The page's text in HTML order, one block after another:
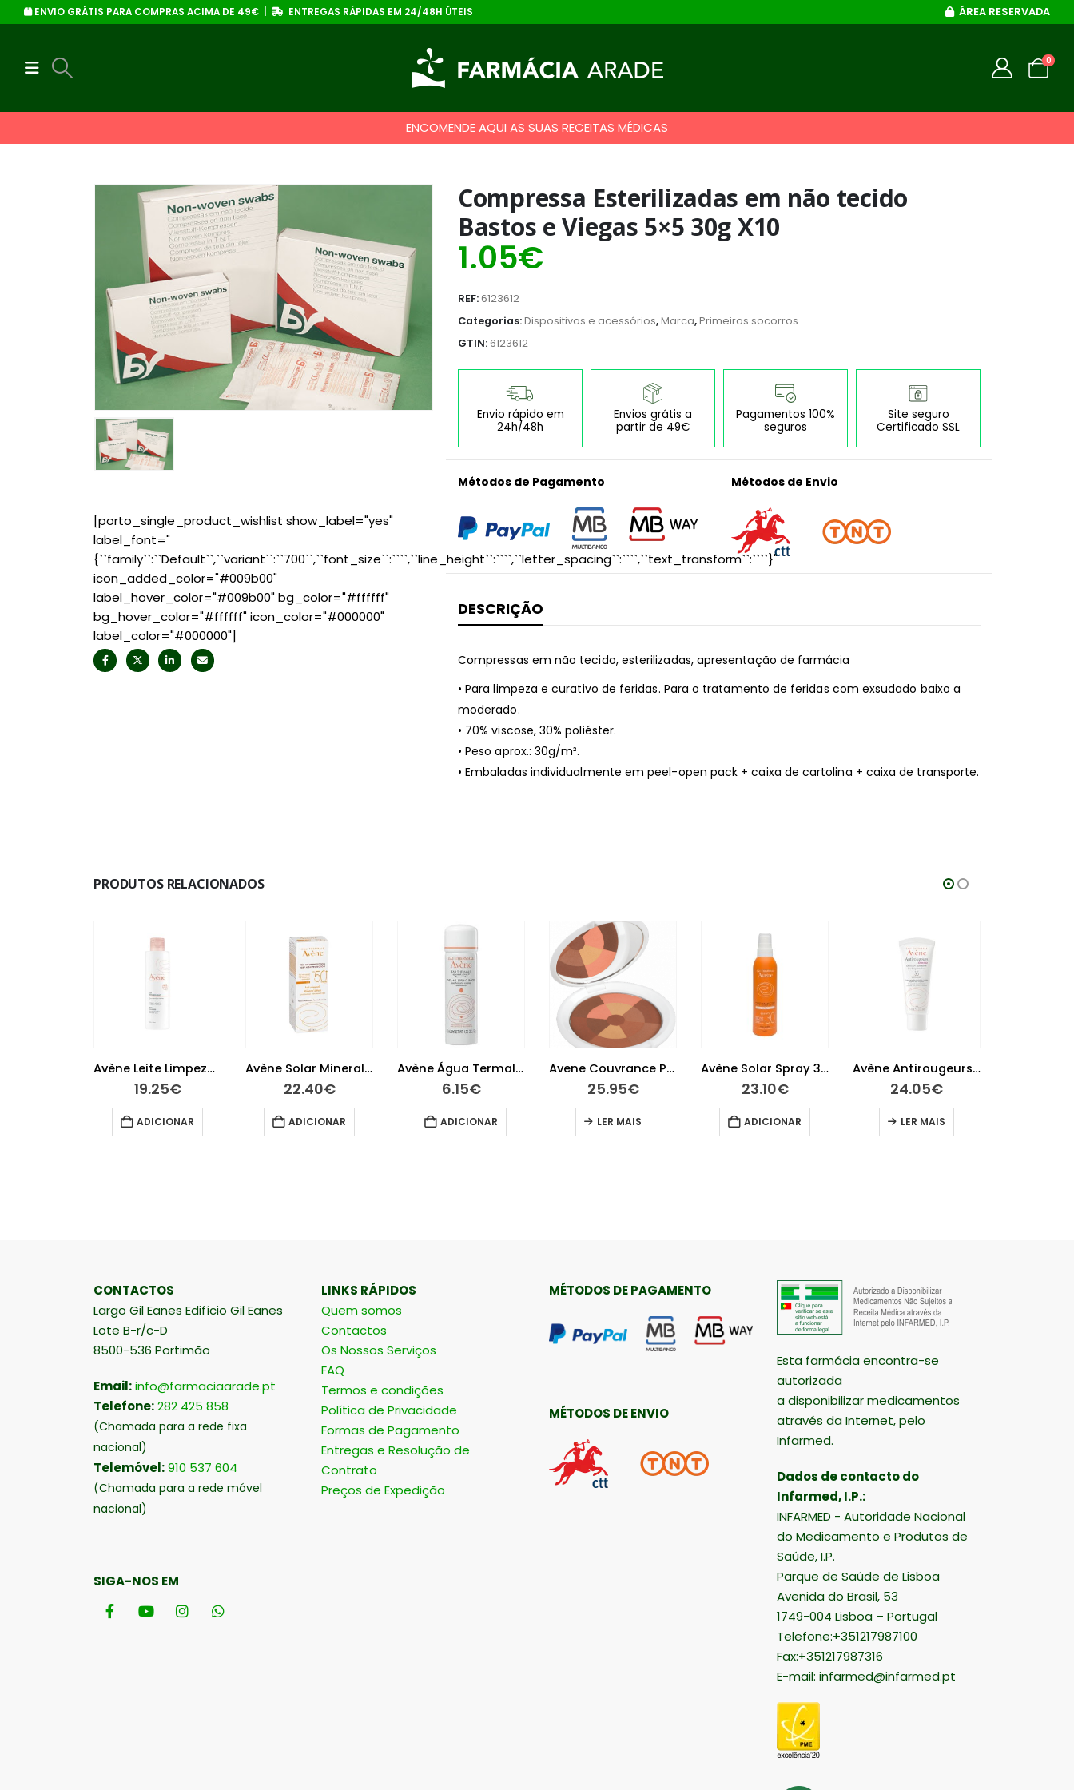
ENVIO GRÁTIS PARA COMPRAS ACIMA DE 49€ | ENTREGAS RÁPIDAS EM 24/48H ÚTEIS ÁREA RESERVADA
0
ENCOMENDE AQUI AS SUAS RECEITAS MÉDICAS
[porto_single_product_wishlist show_label="yes"
label_font="
{``family``:``Default``,``variant``:``700``,``font_size``:````,``line_height``:````,``letter_spacing``:````,``text_transform``:````}"
icon_added_color="#009b00"
label_hover_color="#009b00" bg_color="#ffffff"
bg_hover_color="#ffffff" icon_color="#000000"
label_color="#000000"]
Compressa Esterilizadas em não tecido
Bastos e Viegas 5×5 30g X10
1.05€
REF:6123612
Categorias:Dispositivos e acessórios,Marca,Primeiros socorros
GTIN:6123612
Envio rápido em
24h/48h
Envios grátis a
partir de 49€
Pagamentos 100%
seguros
Site seguro
Certificado SSL
Métodos de Pagamento Métodos de Envio
DESCRIÇÃO
Compressas em não tecido, esterilizadas, apresentação de farmácia
• Para limpeza e curativo de feridas. Para o tratamento de feridas com exsudado baixo a
moderado.
• 70% viscose, 30% poliéster.
• Peso aprox.: 30g/m².
• Embaladas individualmente em peel-open pack + caixa de cartolina + caixa de transporte.
PRODUTOS RELACIONADOS
Avène Leite Limpeza 200 ml
19.25€
ADICIONAR
Avène Solar Mineral Leite 50+ 100 ml
22.40€
ADICIONAR
Avène Água Termal 50ml
6.15€
ADICIONAR
Avene Couvrance Po Mosaico Bronzeado 9 G
25.95€
LER MAIS
Avène Solar Spray 30+ 200 ml
23.10€
ADICIONAR
Avène Antirougeurs Emulsão 40 ml
24.05€
LER MAIS
CONTACTOS
Largo Gil Eanes Edifício Gil Eanes
Lote B-r/c-D
8500-536 Portimão
Email:info@farmaciaarade.pt
Telefone:282 425 858
(Chamada para a rede fixa
nacional)
Telemóvel:910 537 604
(Chamada para a rede móvel
nacional)
SIGA-NOS EM
LINKS RÁPIDOS
Quem somos
Contactos
Os Nossos Serviços
FAQ
Termos e condições
Política de Privacidade
Formas de Pagamento
Entregas e Resolução de
Contrato
Preços de Expedição
MÉTODOS DE PAGAMENTO
MÉTODOS DE ENVIO
Esta farmácia encontra-se
autorizada
a disponibilizar medicamentos
através da Internet, pelo
Infarmed.
Dados de contacto do
Infarmed, I.P.:
INFARMED - Autoridade Nacional
do Medicamento e Produtos de
Saúde, I.P.
Parque de Saúde de Lisboa
Avenida do Brasil, 53
1749-004 Lisboa – Portugal
Telefone:+351217987100
Fax:+351217987316
E-mail: infarmed@infarmed.pt